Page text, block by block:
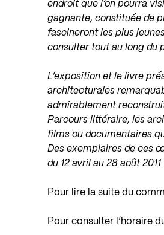
endroit que l’on pourra
gagnante, constituée de
fascineront les plus
consulter tout au long du
L’exposition et le livre
architecturales
admirablement
Parcours littéraire, les
films ou documentaires
Des exemplaires de ces
du 12 avril au 28 août
Pour lire la suite du
Pour consulter l’horaire